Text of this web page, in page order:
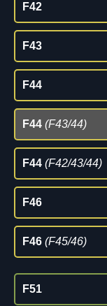
F42
F43
F44
F44 (F43/44)
F44 (F42/43/44)
F46
F46 (F45/46)
F51